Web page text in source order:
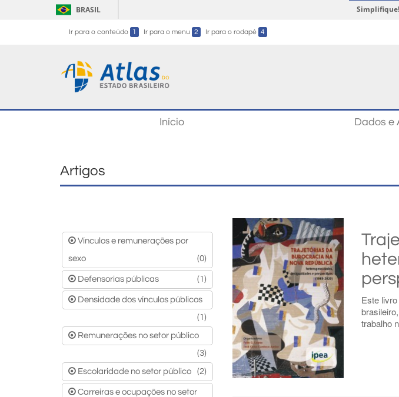
BRASIL Simplifique!
Ir para o conteúdo 1 Ir para o menu 2 Ir para o rodapé 4
Início Dados e
Artigos
Vínculos e remunerações por
sexo
(0)
Defensorias públicas (1)
Densidade dos vínculos públicos
(1)
Remunerações no setor público
(3)
Escolaridade no setor público (2)
Carreiras e ocupações no setor
Este
trabalho